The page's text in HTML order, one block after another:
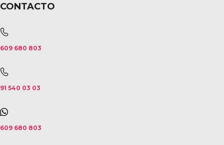
CONTACTO
609 680 803
91 540 03 03
609 680 803